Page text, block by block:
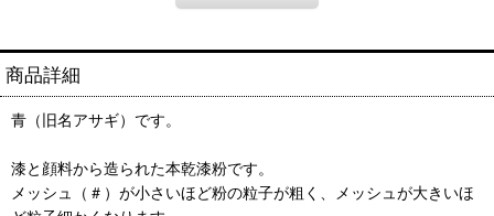
商品詳細
青（旧名アサギ）です。
漆と顔料から造られた本乾漆粉です。
メッシュ（＃）が小さいほど粉の粒子が粗く、メッシュが大きいほ